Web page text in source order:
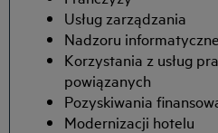
Usług zarządzania
Nadzoru
Korzystania z usług
powiązanych
Pozyskiwania
Modernizacji hotelu